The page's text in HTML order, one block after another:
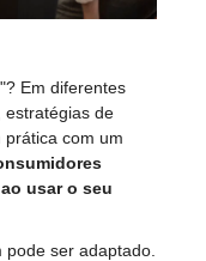
Em diferentes
estratégias de
prática com um
usar o seu
ser adaptado.